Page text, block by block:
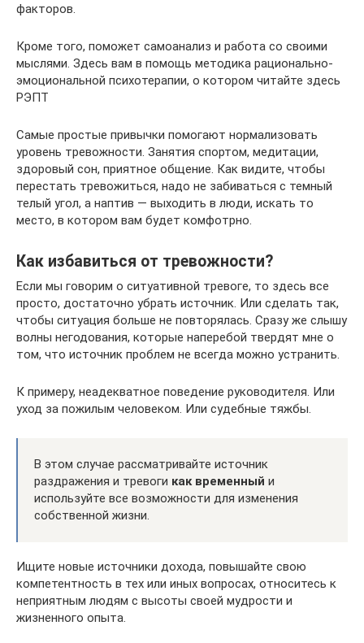
факторов.
Кроме того, поможет самоанализ и работа со своими
мыслями. Здесь вам в помощь методика рационально-
эмоциональной психотерапии, о котором читайте здесь
РЭПТ
Самые простые привычки помогают нормализовать
уровень тревожности. Занятия спортом, медитации,
здоровый сон, приятное общение. Как видите, чтобы
перестать тревожиться, надо не забиваться с темный
телый угол, а наптив — выходить в люди, искать то
место, в котором вам будет комфотрно.
Как избавиться от тревожности?
Если мы говорим о ситуативной тревоге, то здесь все
просто, достаточно убрать источник. Или сделать так,
чтобы ситуация больше не повторялась. Сразу же слышу
волны негодования, которые наперебой твердят мне о
том, что источник проблем не всегда можно устранить.
К примеру, неадекватное поведение руководителя. Или
уход за пожилым человеком. Или судебные тяжбы.
В этом случае рассматривайте источник
раздражения и тревоги как временный и
используйте все возможности для изменения
собственной жизни.
Ищите новые источники дохода, повышайте свою
компетентность в тех или иных вопросах, относитесь к
неприятным людям с высоты своей мудрости и
жизненного опыта.